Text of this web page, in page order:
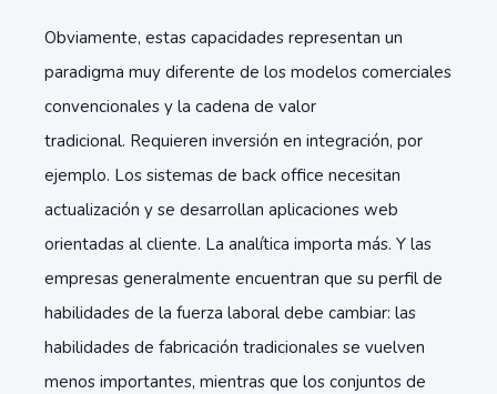
Obviamente, estas capacidades representan un
paradigma muy diferente de los modelos comerciales
convencionales y la cadena de valor
tradicional. Requieren inversión en integración, por
ejemplo. Los sistemas de back office necesitan
actualización y se desarrollan aplicaciones web
orientadas al cliente. La analítica importa más. Y las
empresas generalmente encuentran que su perfil de
habilidades de la fuerza laboral debe cambiar: las
habilidades de fabricación tradicionales se vuelven
menos importantes, mientras que los conjuntos de